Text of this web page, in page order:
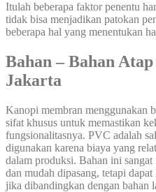
Itulah beberapa faktor penentu
tidak bisa menjadikan patokan
beberapa hal yang menentukan
Bahan – Bahan
Jakarta
Kanopi membran menggunakan
sifat khusus untuk memastikan
fungsionalitasnya. PVC adalah
digunakan karena biaya yang
dalam produksi. Bahan ini
dan mudah dipasang, tetapi
jika dibandingkan dengan bahan